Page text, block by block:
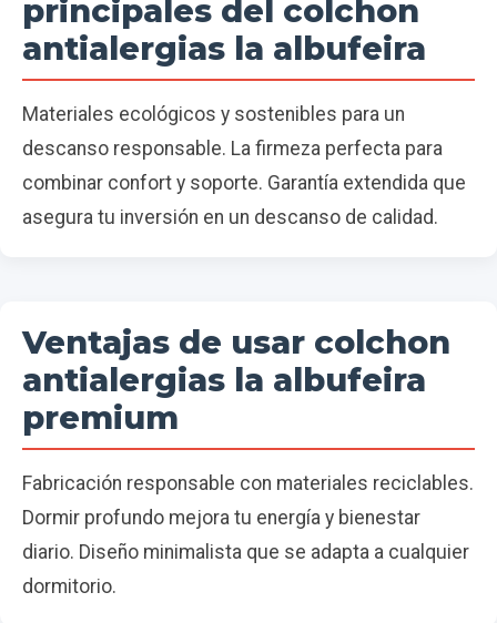
principales del colchon
antialergias la albufeira
Materiales ecológicos y sostenibles para un
descanso responsable. La firmeza perfecta para
combinar confort y soporte. Garantía extendida que
asegura tu inversión en un descanso de calidad.
Ventajas de usar colchon
antialergias la albufeira
premium
Fabricación responsable con materiales reciclables.
Dormir profundo mejora tu energía y bienestar
diario. Diseño minimalista que se adapta a cualquier
dormitorio.